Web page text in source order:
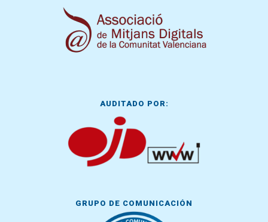
AUDITADO POR:
GRUPO DE COMUNICACIÓN